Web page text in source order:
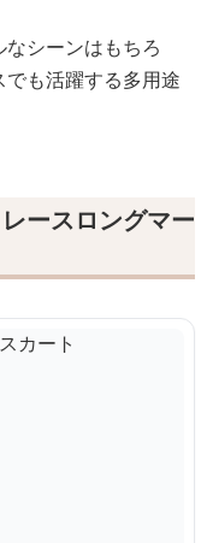
シーンはもちろ
も活躍する多用途
ースロングマー